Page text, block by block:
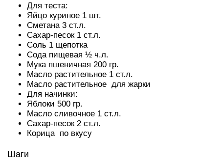
Для теста:
Яйцо куриное 1 шт.
Сметана 3 ст.л.
Сахар-песок 1 ст.л.
Соль 1 щепотка
Сода пищевая ½ ч.л.
Мука пшеничная 200 гр.
Масло растительное 1 ст.л.
Масло растительное для жарки
Для начинки:
Яблоки 500 гр.
Масло сливочное 1 ст.л.
Сахар-песок 2 ст.л.
Корица по вкусу
Шаги